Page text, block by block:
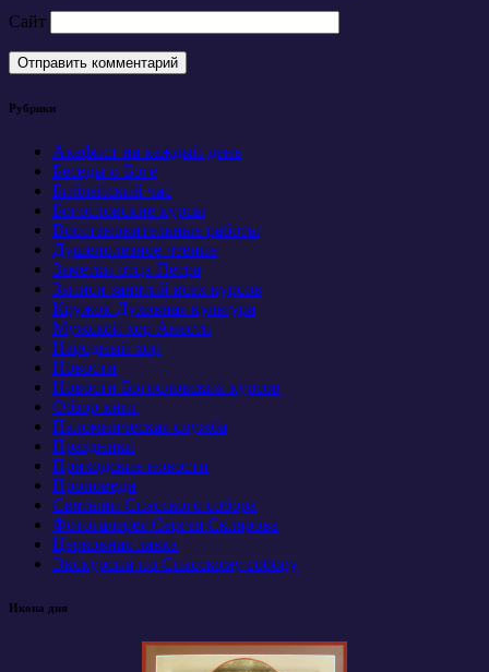
Сайт
Рубрики
Акафист на каждый день
Беседы о Боге
Библейский час
Богословские курсы
Восстановительные работы
Душеполезное чтение
Заметки отца Петра
Записи занятий всех курсов
Кружок Духовная культура
Мужской хор Анести
Народный хор
Новости
Новости Богословских курсов
Обзор книг
Паломническая служба
Праздники
Приходские новости
Проповеди
Святыни Спасского собора
Фотогалерея Сергея Склярова
Церковная лавка
Экскурсии по Спасскому собору
Икона дня